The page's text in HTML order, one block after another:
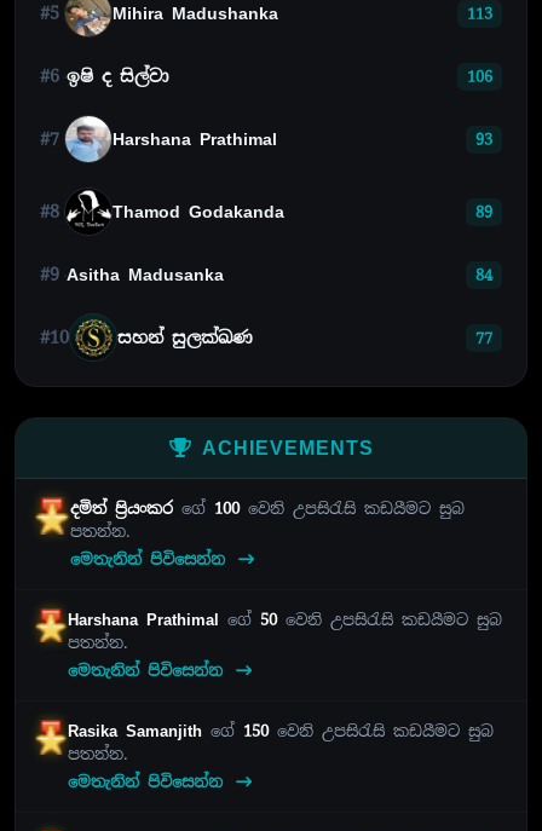
#5 Mihira Madushanka 113
#6 ඉෂි ද සිල්වා 106
#7 Harshana Prathimal 93
#8 Thamod Godakanda 89
#9 Asitha Madusanka 84
#10 සහන් සුලක්ඛණ 77
ACHIEVEMENTS
දමිත් ප්‍රියංකරගේ 100වෙනි උපසිරැසි කඩයීමට සුබ
පතන්න.
මෙතැනින් පිවිසෙන්න
Harshana Prathimal ගේ 50වෙනි උපසිරැසි කඩයීමට සුබ
පතන්න.
මෙතැනින් පිවිසෙන්න
Rasika Samanjithගේ 150වෙනි උපසිරැසි කඩයීමට සුබ
පතන්න.
මෙතැනින් පිවිසෙන්න